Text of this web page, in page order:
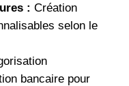
: Création
selon le
bancaire pour